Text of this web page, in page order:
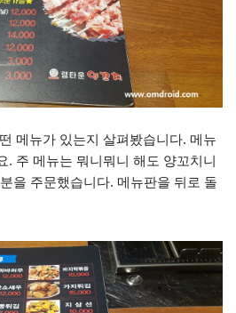
메뉴가 있는지 살펴봤습니다. 메뉴
. 주 메뉴는 뭐니뭐니 해도 양꼬치니
을 주문했습니다. 메뉴판을 뒤로 돌